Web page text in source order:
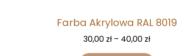
Farba Akrylowa RAL 8019
30,00 zł – 40,00 zł